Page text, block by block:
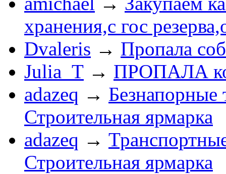
хранения,с гос
Dvaleris → Пропала
Julia_T → ПРОПАЛА
adazeq → Безнапорные
Строительная ярмарка
adazeq →
Строительная ярмарка